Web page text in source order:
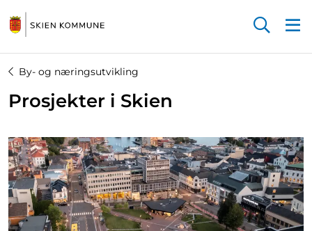
By- og næringsutvikling
Prosjekter i Skien